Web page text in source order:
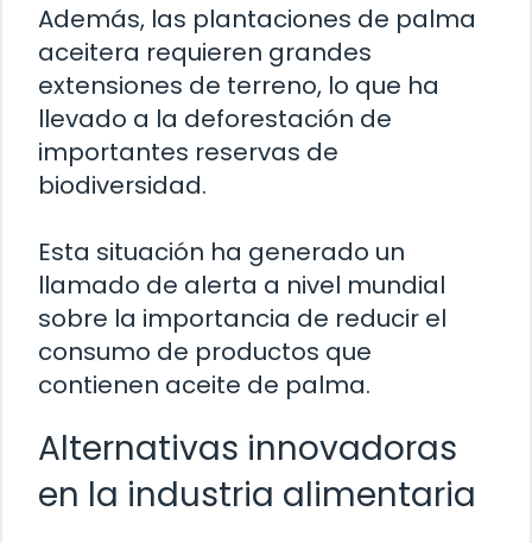
Además, las plantaciones de palma
aceitera requieren grandes
extensiones de terreno, lo que ha
llevado a la deforestación de
importantes reservas de
biodiversidad.
Esta situación ha generado un
llamado de alerta a nivel mundial
sobre la importancia de reducir el
consumo de productos que
contienen aceite de palma.
Alternativas innovadoras
en la industria alimentaria